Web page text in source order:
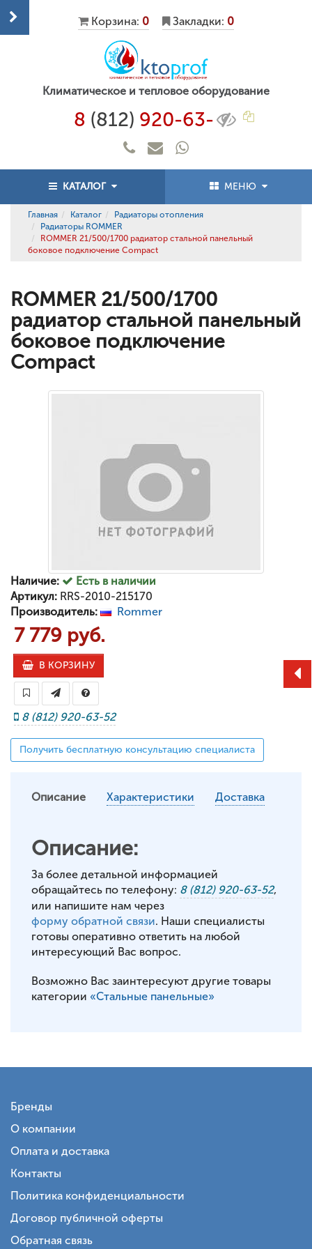
Корзина: 0 Закладки: 0
Климатическое и тепловое оборудование
8 (812) 920-63-
КАТАЛОГ МЕНЮ
Главная Каталог
Радиаторы отопления
Радиаторы ROMMER
ROMMER 21/500/1700 радиатор стальной панельный
боковое подключение Compact
ROMMER 21/500/1700
радиатор стальной панельный
боковое подключение
Compact
Наличие:
Есть в наличии
Артикул: RRS-2010-215170
Производитель:
Rommer
7 779 руб.
В КОРЗИНУ
8 (812) 920-63-52
Получить бесплатную консультацию специалиста
Описание Характеристики Доставка
Описание:
За более детальной информацией
обращайтесь по телефону: 8 (812) 920-63-52,
или напишите нам через
форму обратной связи. Наши специалисты
готовы оперативно ответить на любой
интересующий Вас вопрос.
Возможно Вас заинтересуют другие товары
категории «Стальные панельные»
Бренды
О компании
Оплата и доставка
Контакты
Политика конфиденциальности
Договор публичной оферты
Обратная связь